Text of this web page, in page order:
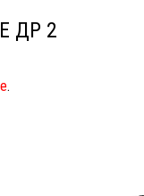
ДР 2
.